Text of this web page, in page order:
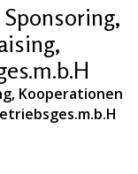
Kooperationen